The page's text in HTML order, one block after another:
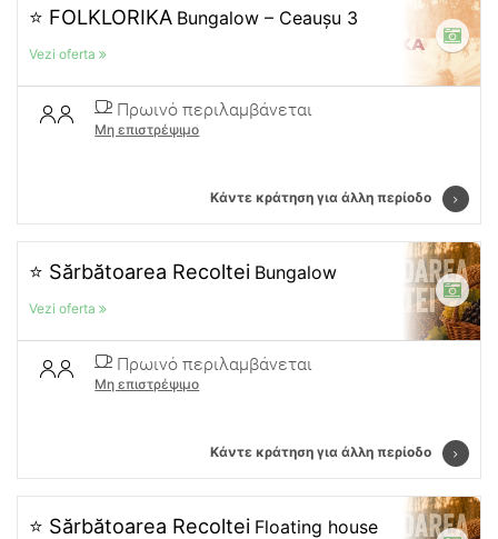
⭐ FOLKLORIKA Bungalow – Ceaușu 3
Vezi oferta
Πρωινό περιλαμβάνεται
Μη επιστρέψιμο
Κάντε κράτηση για άλλη περίοδο
⭐ Sărbătoarea Recoltei Bungalow
Vezi oferta
Πρωινό περιλαμβάνεται
Μη επιστρέψιμο
Κάντε κράτηση για άλλη περίοδο
⭐ Sărbătoarea Recoltei Floating house